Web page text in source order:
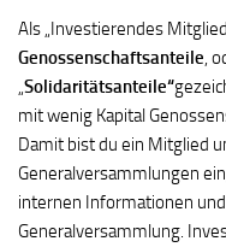
Als „Investierendes
Genossenschaftsanteile ,
Solidaritätsanteile“
mit wenig Kapital
Damit bist du ein Mitglied
Generalversammlungen
internen Informationen
Generalversammlung.